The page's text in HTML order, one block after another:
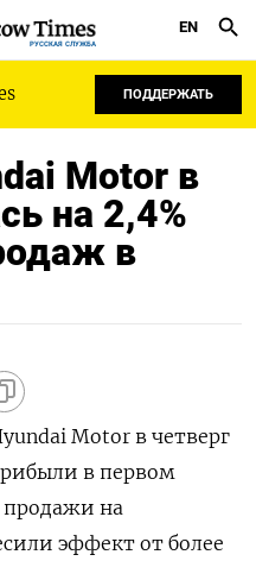
РУССКАЯ СЛУЖБА
EN
ПОДДЕРЖАТЬ
Motor в
на 2,4%
в
Motor в четверг
в первом
продажи на
эффект от более